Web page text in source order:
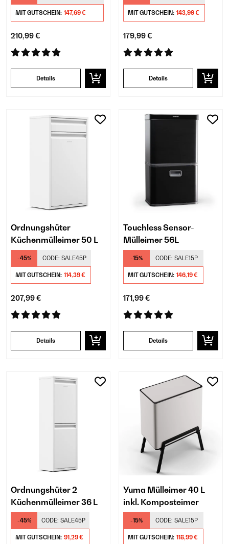
MIT GUTSCHEIN: 147,69 €
210,99 €
Details
MIT GUTSCHEIN: 143,99 €
179,99 €
Details
Ordnungshüter
Küchenmülleimer 50 L
-45% CODE: SALE45P
MIT GUTSCHEIN: 114,39 €
207,99 €
Details
Touchless Sensor-
Mülleimer 56L
-15% CODE: SALE15P
MIT GUTSCHEIN: 146,19 €
171,99 €
Details
Ordnungshüter 2
Küchenmülleimer 36 L
-45% CODE: SALE45P
MIT GUTSCHEIN: 91,29 €
Yuma Mülleimer 40 L
inkl. Komposteimer
-15% CODE: SALE15P
MIT GUTSCHEIN: 118,99 €